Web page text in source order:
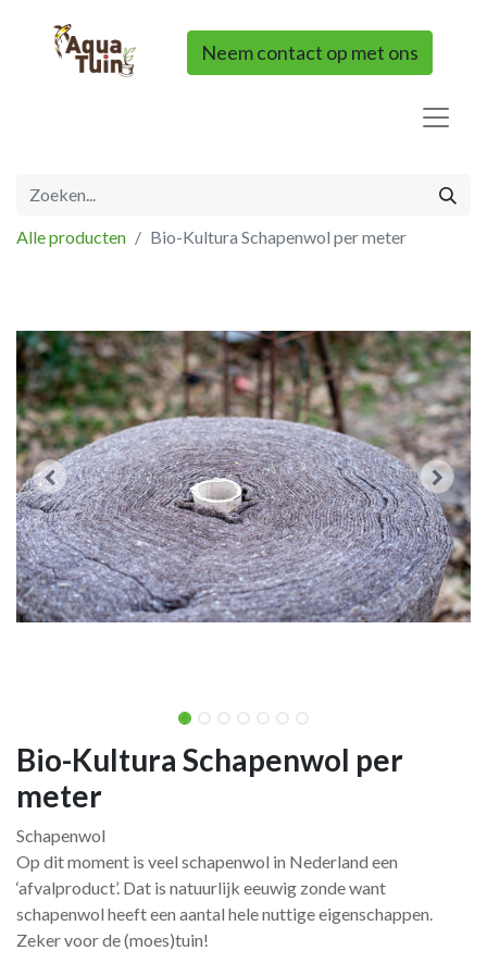
Neem contact op met ons
Alle producten Bio-Kultura Schapenwol per meter
Bio-Kultura Schapenwol per
meter
Schapenwol
Op dit moment is veel schapenwol in Nederland een
‘afvalproduct’. Dat is natuurlijk eeuwig zonde want
schapenwol heeft een aantal hele nuttige eigenschappen.
Zeker voor de (moes)tuin!